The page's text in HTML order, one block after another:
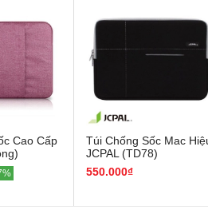
Cao Cấp
Túi Chống Sốc Mac
JCPAL (TD78)
550.000₫